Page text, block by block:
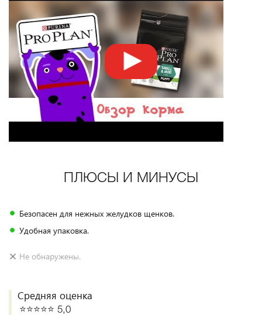
ПЛЮСЫ И МИНУСЫ
Безопасен для нежных желудков щенков.
Удобная упаковка.
Не обнаружены.
Средняя оценка
⭐️⭐️⭐️⭐️⭐️ 5,0